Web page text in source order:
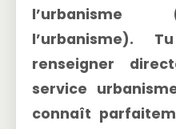
l’urbanisme
l’urbanisme).
renseigner
service
connaît